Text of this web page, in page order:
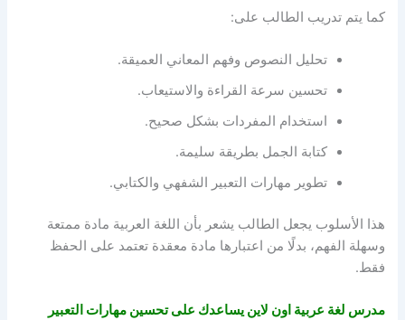
كما يتم تدريب الطالب على:
تحليل النصوص وفهم المعاني العميقة.
تحسين سرعة القراءة والاستيعاب.
استخدام المفردات بشكل صحيح.
كتابة الجمل بطريقة سليمة.
تطوير مهارات التعبير الشفهي والكتابي.
هذا الأسلوب يجعل الطالب يشعر بأن اللغة العربية مادة ممتعة
وسهلة الفهم، بدلًا من اعتبارها مادة معقدة تعتمد على الحفظ
فقط.
مدرس لغة عربية اون لاين يساعدك على تحسين مهارات التعبير